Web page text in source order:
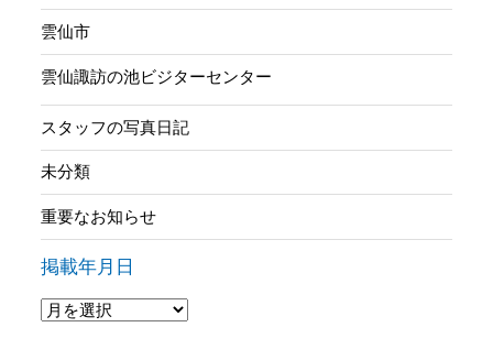
雲仙市
雲仙諏訪の池ビジターセンター
スタッフの写真日記
未分類
重要なお知らせ
掲載年月日